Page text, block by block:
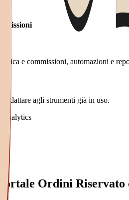
e commissioni, automazioni e
adattare agli strumenti già in uso.
Analytics
Ordini